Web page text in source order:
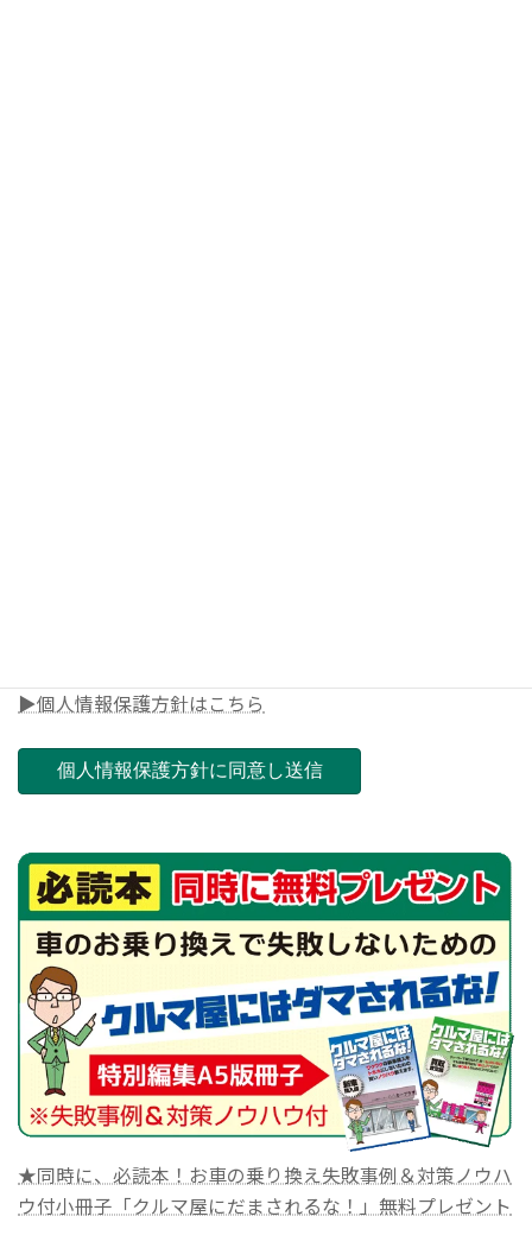
▶個人情報保護方針はこちら
★同時に、必読本！お車の乗り換え失敗事例＆対策ノウハ
ウ付小冊子「クルマ屋にだまされるな！」無料プレゼント